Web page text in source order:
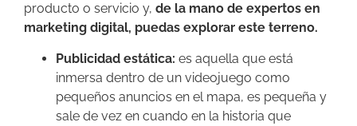
producto o servicio y, de la mano de expertos en
marketing digital, puedas explorar este terreno.
Publicidad estática: es aquella que está
inmersa dentro de un videojuego como
pequeños anuncios en el mapa, es pequeña y
sale de vez en cuando en la historia que